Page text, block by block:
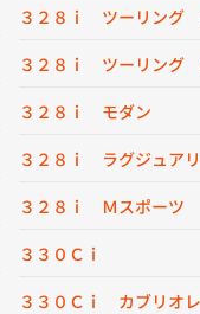
３２８ｉ ツーリング
３２８ｉ ツーリング
３２８ｉ モダン
３２８ｉ ラグジュア
３２８ｉ Ｍスポーツ
３３０Ｃｉ
３３０Ｃｉ カブリオレ